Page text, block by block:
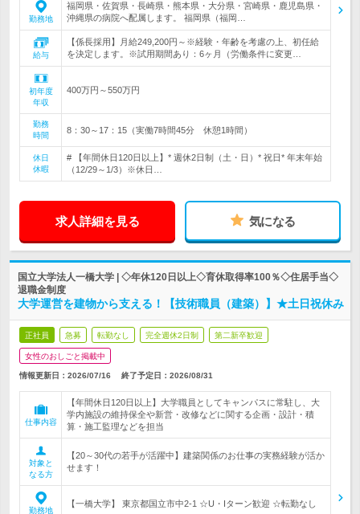
勤務地
福岡県・佐賀県・長崎県・熊本県・大分県・宮崎県・鹿児島県・
沖縄県の病院へ配属します。 福岡県（福岡…
給与
【係長採用】月給249,200円～※経験・年齢を考慮の上、初任給
を決定します。※試用期間あり：6ヶ月（労働条件に変更…
初年度
年収
400万円～550万円
勤務
時間
8：30～17：15（実働7時間45分 休憩1時間）
休日
休暇
# 【年間休日120日以上】* 週休2日制（土・日）* 祝日* 年末年始
（12/29～1/3）※休日…
求人詳細を見る 気になる
国立大学法人一橋大学 | ◇年休120日以上◇育休取得率100％◇住居手当◇
退職金制度
大学運営を建物から支える！【技術職員（建築）】★土日祝休み
正社員 急募 転勤なし 完全週休2日制 第二新卒歓迎
女性のおしごと掲載中
情報更新日：2026/07/16 終了予定日： 2026/08/31
仕事内容
【年間休日120日以上】大学職員としてキャンパスに常駐し、大
学内施設の維持保全や新営・改修などに関する企画・設計・積
算・施工監理などを担当
対象と
なる方
【20～30代の若手が活躍中】建築関係のお仕事の実務経験が活か
せます！
勤務地
【一橋大学】 東京都国立市中2-1 ☆U・Iターン歓迎 ☆転勤なし